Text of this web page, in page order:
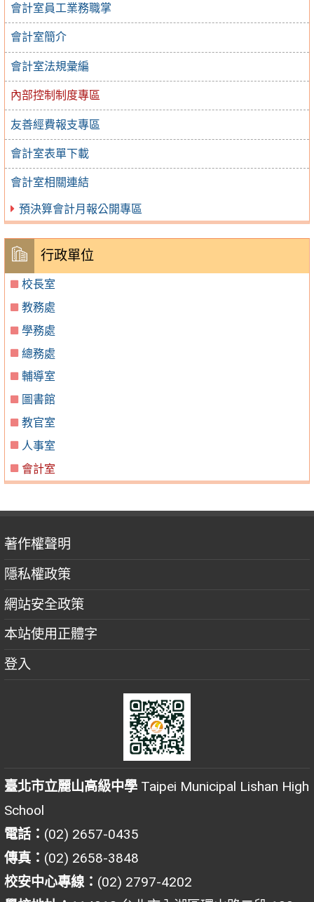
會計室員工業務職掌
會計室簡介
會計室法規彙編
內部控制制度專區
友善經費報支專區
會計室表單下載
會計室相關連結
預決算會計月報公開專區
行政單位
校長室
教務處
學務處
總務處
輔導室
圖書館
教官室
人事室
會計室
著作權聲明
隱私權政策
網站安全政策
本站使用正體字
登入
臺北市立麗山高級中學 Taipei Municipal Lishan High
School
電話： (02) 2657-0435
傳真： (02) 2658-3848
校安中心專線： (02) 2797-4202